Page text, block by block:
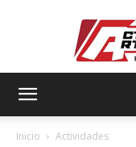
Inicio Actividades